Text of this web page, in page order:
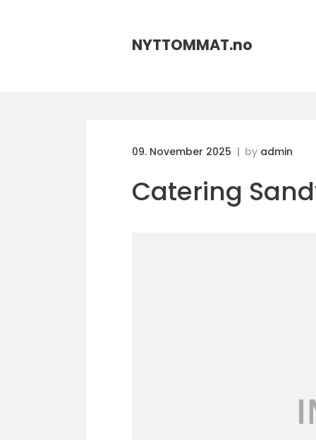
NYTTOMMAT.no
09. November 2025 by admin
Catering